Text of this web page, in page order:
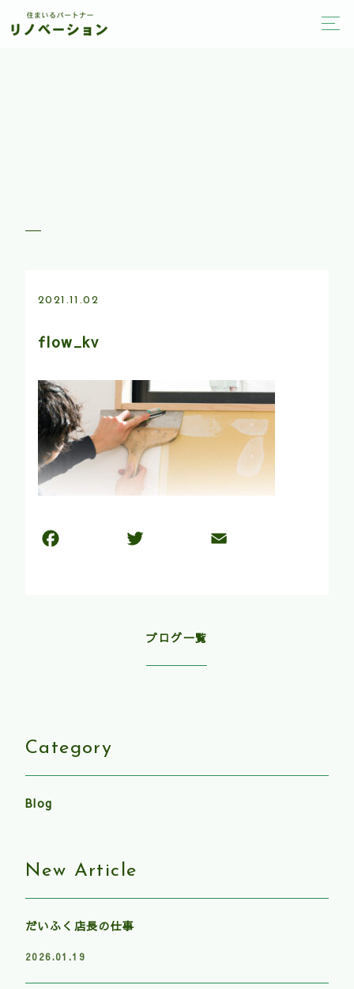
2021.11.02
flow_kv
ブログ一覧
Category
Blog
New Article
だいふく店長の仕事
2026.01.19